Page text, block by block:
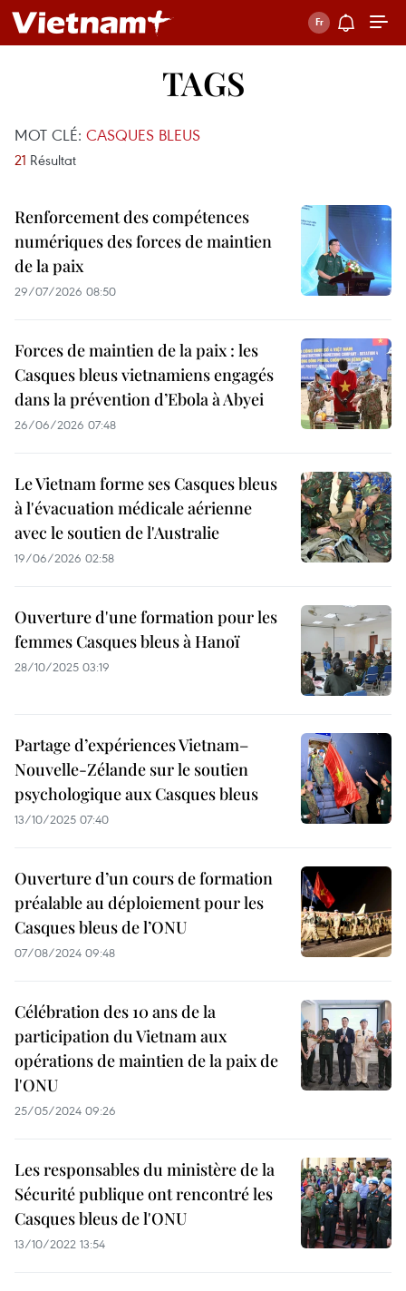
TAGS
MOT CLÉ: CASQUES BLEUS
21 Résultat
Renforcement des compétences
numériques des forces de maintien
de la paix
29/07/2026 08:50
Forces de maintien de la paix : les
Casques bleus vietnamiens engagés
dans la prévention d’Ebola à Abyei
26/06/2026 07:48
Le Vietnam forme ses Casques bleus
à l'évacuation médicale aérienne
avec le soutien de l'Australie
19/06/2026 02:58
Ouverture d'une formation pour les
femmes Casques bleus à Hanoï
28/10/2025 03:19
Partage d’expériences Vietnam–
Nouvelle-Zélande sur le soutien
psychologique aux Casques bleus
13/10/2025 07:40
Ouverture d’un cours de formation
préalable au déploiement pour les
Casques bleus de l’ONU
07/08/2024 09:48
Célébration des 10 ans de la
participation du Vietnam aux
opérations de maintien de la paix de
l'ONU
25/05/2024 09:26
Les responsables du ministère de la
Sécurité publique ont rencontré les
Casques bleus de l'ONU
13/10/2022 13:54